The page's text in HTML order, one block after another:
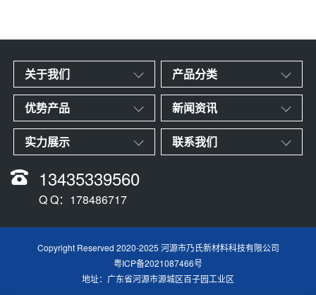
关于我们 产品分类
优势产品 新闻资讯
实力展示 联系我们
13435339560
Q Q：178486717
Copyright Reserved 2020-2025 河源市乃氏新材料科技有限公司
粤ICP备2021087466号
地址：广东省河源市源城区百子园工业区